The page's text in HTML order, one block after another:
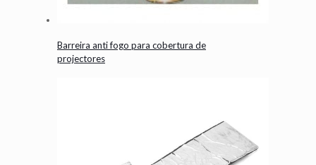
Barreira anti fogo para cobertura de
projectores